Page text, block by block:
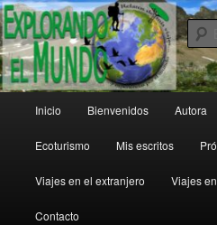
Ir
al
contenido
principal
Ir
al
contenido
secundarioExplorando el
principal
Inicio Bienvenidos Autora
Ecoturismo Mis escritos
Viajes en el extranjero Viajes
Contacto